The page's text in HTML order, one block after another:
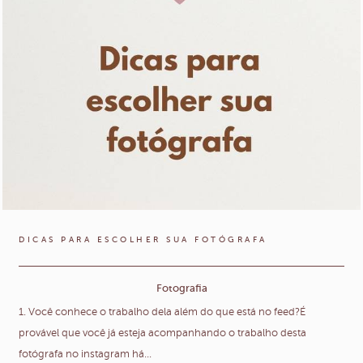
DICAS PARA ESCOLHER SUA FOTÓGRAFA
Fotografia
1. Você conhece o trabalho dela além do que está no feed?É
provável que você já esteja acompanhando o trabalho desta
fotógrafa no instagram há...